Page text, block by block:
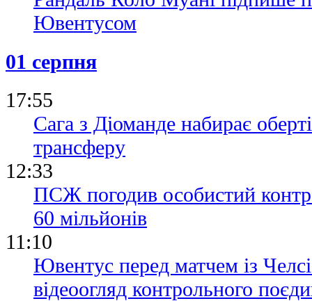
Ювентусом
01 серпня
17:55
Сага з Діоманде набирає
трансферу
12:33
ПСЖ погодив особистий
60 мільйонів
11:10
Ювентус перед матчем із
відеоогляд контрольного